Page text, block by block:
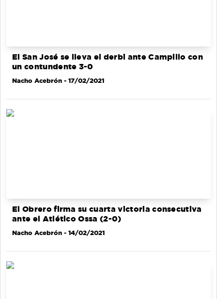
El San José se lleva el derbi ante Campillo con
un contundente 3-0
Nacho Acebrón - 17/02/2021
El Obrero firma su cuarta victoria consecutiva
ante el Atlético Ossa (2-0)
Nacho Acebrón - 14/02/2021